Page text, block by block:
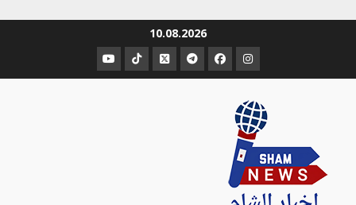
10.08.2026
عنصر
القائمة
عنصر
القائمة
عنصر
القائمة
عنصر
القائمة
عنصر
القائمة
عنصر
القائمة